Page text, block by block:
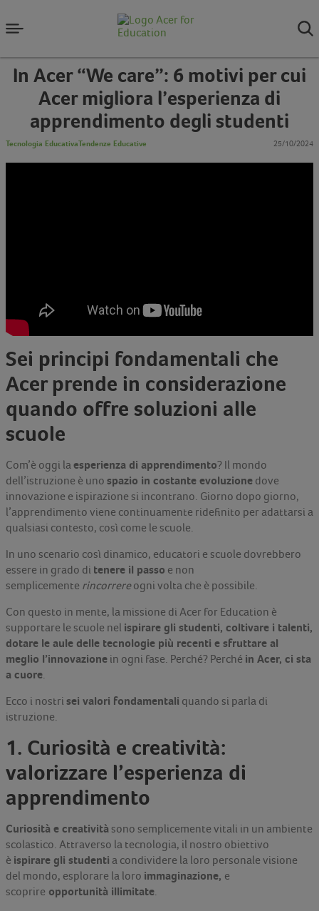
In Acer “We care”: 6 motivi per cui
Acer migliora l’esperienza di
apprendimento degli studenti
Tecnologia EducativaTendenze Educative 25/10/2024
Sei principi fondamentali che
Acer prende in considerazione
quando offre soluzioni alle
scuole
Com’è oggi laesperienza di apprendimento? Il mondo
dell’istruzione è uno spazio in costante evoluzione dove
innovazione e ispirazione si incontrano. Giorno dopo giorno,
l’apprendimento viene continuamente ridefinito per adattarsi a
qualsiasi contesto, così come le scuole.
In uno scenario così dinamico, educatori e scuole dovrebbero
essere in grado di tenere il passo e non
semplicemente rincorrereogni volta che è possibile.
Con questo in mente, la missione di Acer for Education è
supportare le scuole nel ispirare gli studenti, coltivare i talenti,
dotare le aule delle tecnologie più recenti e sfruttare al
meglio l’innovazione in ogni fase. Perché? Perché in Acer, ci sta
a cuore.
Ecco i nostri sei valori fondamentali quando si parla di
istruzione.
1. Curiosità e creatività:
valorizzare l’esperienza di
apprendimento
Curiosità e creatività sono semplicemente vitali in un ambiente
scolastico. Attraverso la tecnologia, il nostro obiettivo
è ispirare gli studenti a condividere la loro personale visione
del mondo, esplorare la loro immaginazione, e
scoprire opportunità illimitate.